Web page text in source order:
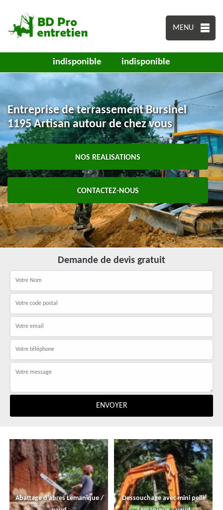
MENU
indisponible indisponible
Entreprise de terrassement Bursinel
1195 Artisan autour de chez vous
NOS REALISATIONS
CONTACTEZ-NOUS
Demande de devis gratuit
Abattage d'abres Lemanique /
Dessouchage avec mini pelle